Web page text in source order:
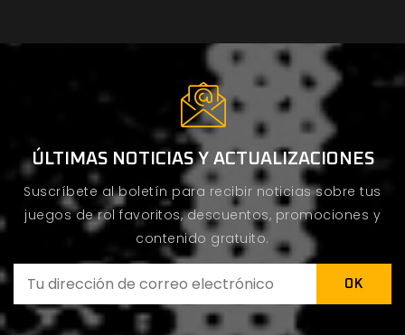
ÚLTIMAS NOTICIAS Y ACTUALIZACIONES
Suscríbete al boletín para recibir noticias sobre tus
juegos de rol favoritos, descuentos, promociones y
contenido gratuito.